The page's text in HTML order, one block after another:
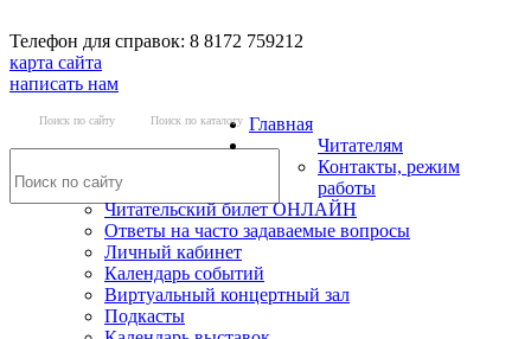
Телефон для справок: 8 8172 759212
карта сайта
написать нам
Поиск по сайту Поиск по каталогу Главная
Читателям
Контакты, режим
работы
Читательский билет ОНЛАЙН
Ответы на часто задаваемые вопросы
Личный кабинет
Календарь событий
Виртуальный концертный зал
Подкасты